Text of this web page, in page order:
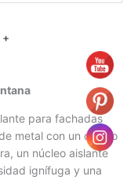
+
para fachadas
metal con un diseño
un núcleo aislante
ignífuga y una